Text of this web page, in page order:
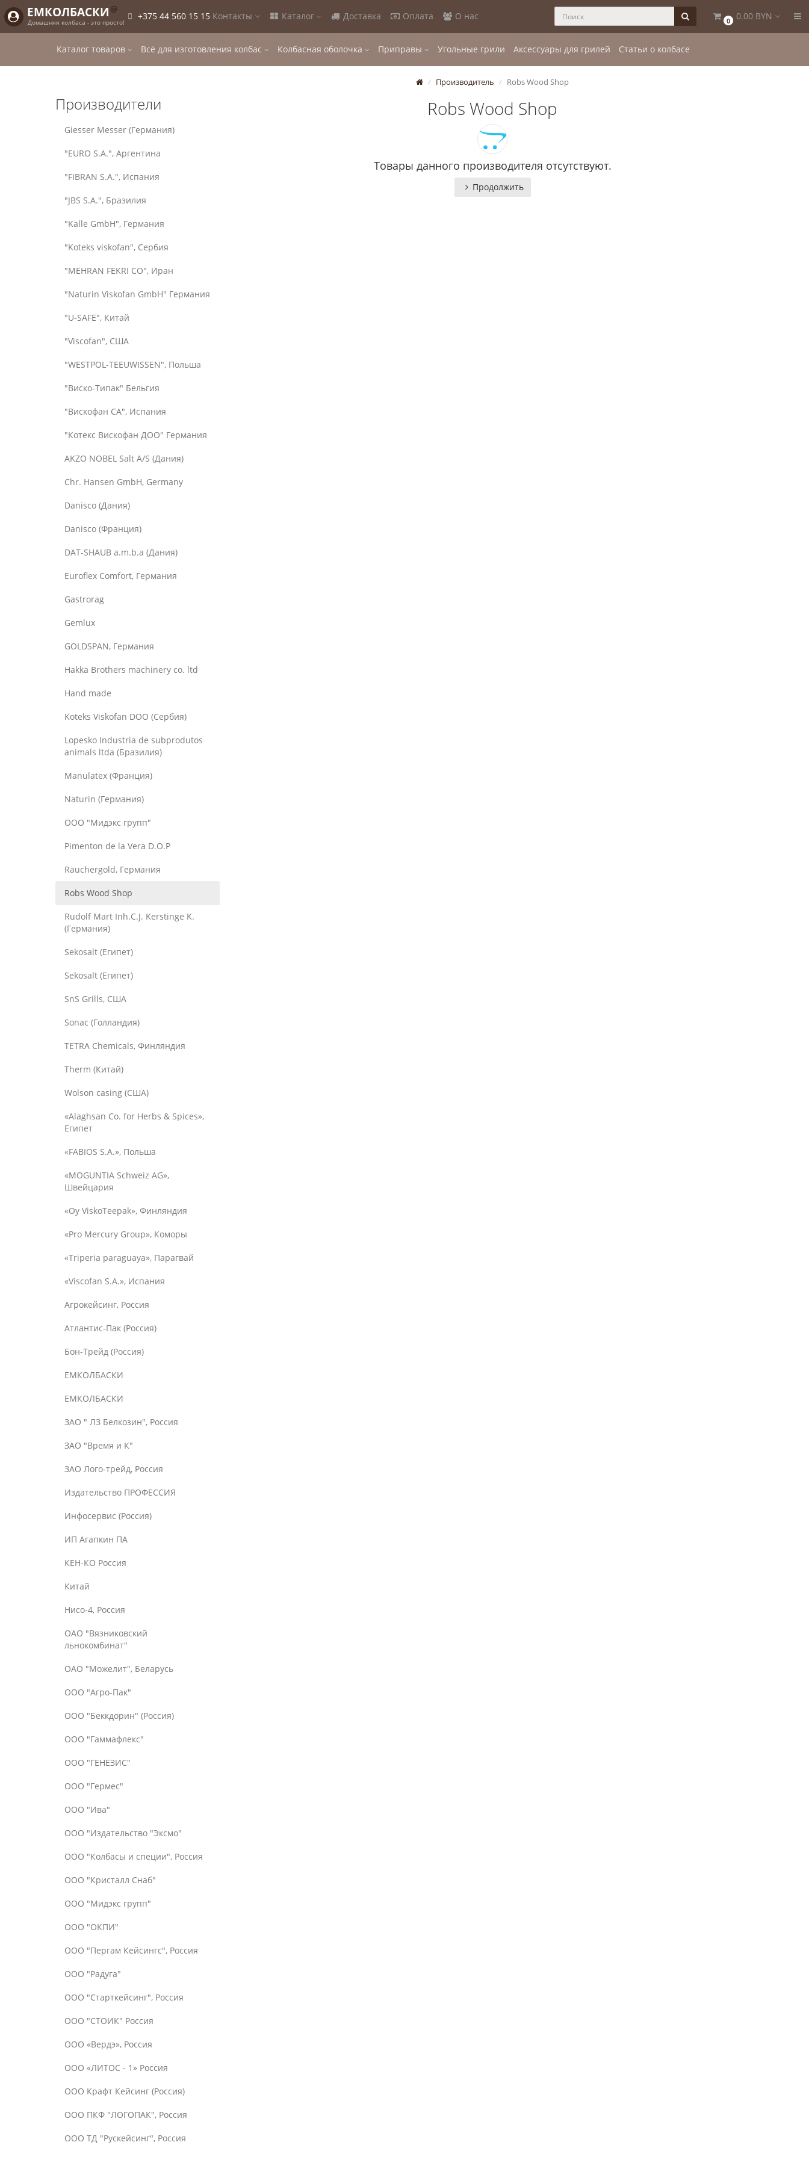
ЕМКОЛБАСКИ @
Домашняя колбаса - это просто!
+375 44 560 15 15 Контакты Каталог Доставка Оплата О нас 0 0.00 BYN
Каталог товаров Всё для изготовления колбас Колбасная оболочка Приправы Угольные грили Аксессуары для грилей Статьи о колбасе
Производители
Giesser Messer (Германия)
"EURO S.A.", Аргентина
"FIBRAN S.A.", Испания
"JBS S.A.", Бразилия
"Kalle GmbH", Германия
"Koteks viskofan", Сербия
"MEHRAN FEKRI CO", Иран
"Naturin Viskofan GmbH" Германия
"U-SAFE", Китай
"Viscofan", США
"WESTPOL-TEEUWISSEN", Польша
"Виско-Типак" Бельгия
"Вискофан СА", Испания
"Котекс Вискофан ДОО" Германия
AKZO NOBEL Salt A/S (Дания)
Chr. Hansen GmbH, Germany
Danisco (Дания)
Danisco (Франция)
DAT-SHAUB a.m.b.a (Дания)
Euroflex Comfort, Германия
Gastrorag
Gemlux
GOLDSPAN, Германия
Hakka Brothers machinery co. ltd
Hand made
Koteks Viskofan DOO (Сербия)
Lopesko Industria de subprodutos
animals ltda (Бразилия)
Manulatex (Франция)
Naturin (Германия)
OOO "Мидэкс групп"
Pimenton de la Vera D.O.P
Räuchergold, Германия
Robs Wood Shop
Rudolf Mart Inh.C.J. Kerstinge K.
(Германия)
Sekosalt (Египет)
Sekosalt (Египет)
SnS Grills, США
Sonac (Голландия)
TETRA Chemicals, Финляндия
Therm (Китай)
Wolson casing (США)
«Alaghsan Co. for Herbs & Spices»,
Египет
«FABIOS S.A.», Польша
«MOGUNTIA Schweiz AG»,
Швейцария
«Oy ViskoTeepak», Финляндия
«Pro Mercury Group», Коморы
«Triperia paraguaya», Парагвай
«Viscofan S.A.», Испания
Агрокейсинг, Россия
Атлантис-Пак (Россия)
Бон-Трейд (Россия)
ЕМКОЛБАСКИ
ЕМКОЛБАСКИ
ЗАО " ЛЗ Белкозин", Россия
ЗАО "Время и К"
ЗАО Лого-трейд, Россия
Издательство ПРОФЕССИЯ
Инфосервис (Россия)
ИП Агапкин ПА
КЕН-КО Россия
Китай
Нисо-4, Россия
ОАО "Вязниковский
льнокомбинат"
ОАО "Можелит", Беларусь
ООО "Агро-Пак"
ООО "Беккдорин" (Россия)
ООО "Гаммафлекс"
ООО "ГЕНЕЗИС"
ООО "Гермес"
ООО "Ива"
ООО "Издательство "Эксмо"
ООО "Колбасы и специи", Россия
ООО "Кристалл Снаб"
ООО "Мидэкс групп"
ООО "ОКПИ"
ООО "Пергам Кейсингс", Россия
ООО "Радуга"
ООО "Старткейсинг", Россия
ООО "СТОИК" Россия
ООО «Вердэ», Россия
ООО «ЛИТОС - 1» Россия
ООО Крафт Кейсинг (Россия)
ООО ПКФ "ЛОГОПАК", Россия
ООО ТД "Рускейсинг", Россия
Производитель Robs Wood Shop
Robs Wood Shop
Товары данного производителя отсутствуют.
Продолжить